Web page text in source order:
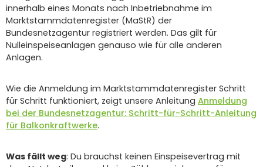
innerhalb eines Monats nach Inbetriebnahme im
Marktstammdatenregister (MaStR) der
Bundesnetzagentur registriert werden. Das gilt für
Nulleinspeiseanlagen genauso wie für alle anderen
Anlagen.
Wie die Anmeldung im Marktstammdatenregister Schritt
für Schritt funktioniert, zeigt unsere Anleitung Anmeldung
bei der Bundesnetzagentur: Schritt-für-Schritt-Anleitung
für Balkonkraftwerke.
Was fällt weg: Du brauchst keinen Einspeisevertrag mit